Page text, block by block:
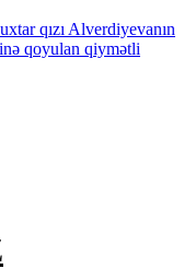
qızı Alverdiyevanın
qoyulan qiymətli